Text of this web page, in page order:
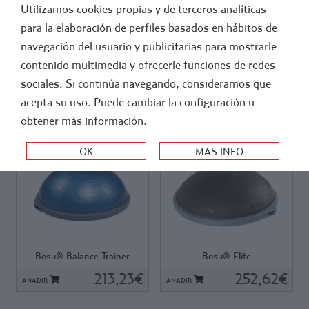
- ENTRENAMIENTO Y PREPARACION FISICA
SEMI-ESFERAS / BOSU
ORDEN:
Bosu® Balance Trainer
AÑADIR 213,23€
Ref: 87113
La semi-esfera BOSU ®
Balance Trainer inventado por
una de las semi-esferas con
más éxito en el mundo del
fitness. El nombre BOSU® es
un acrónimo de Both Sides
Bosu® Elite
AÑADIR 252,62€
Ref: 10430
Introduciendo la semi-esfera
BOSU® Elite, una versión
BOSU® que ayuda a mejorar
la velocidad del atleta, la
potencia, la técnica corporal, y
el equilibrio, y complementa
Utilizamos cookies propias y de terceros analíticas
para la elaboración de perfiles basados en hábitos de
navegación del usuario y publicitarias para mostrarle
contenido multimedia y ofrecerle funciones de redes
sociales. Si continúa navegando, consideramos que
acepta su uso. Puede cambiar la configuración u
obtener más información.